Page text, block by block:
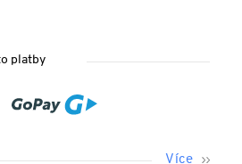
platby